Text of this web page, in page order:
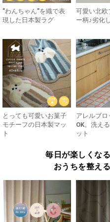
”わんちゃん”を織で表
現した日本製ラグ
可愛い北欧
ー柄♪劣化
とっても可愛いお菓子
モチーフの日本製マッ
ト
アレルブ
OK。洗え
ット
毎日が楽しくな
おうちを整え